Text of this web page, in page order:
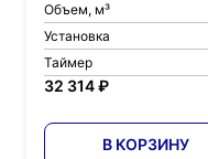
Объем, м³
Установка
Таймер
32 314 ₽
В КОРЗИНУ